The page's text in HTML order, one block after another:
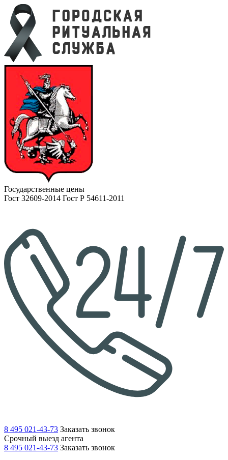
Государственные цены
Гост 32609-2014 Гост Р 54611-2011
8 495 021-43-73 Заказать звонок
Срочный выезд агента
8 495 021-43-73 Заказать звонок